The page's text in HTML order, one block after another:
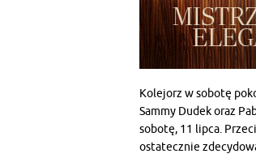
Kolejorz w sobotę
Sammy Dudek oraz
sobotę, 11 lipca.
ostatecznie